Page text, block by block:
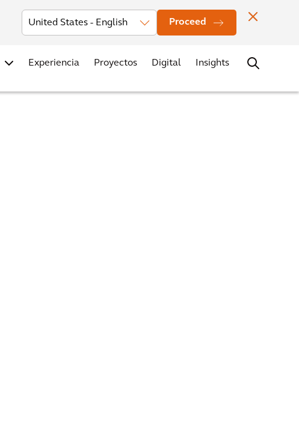
Proceed
Inversores Noticias Oficinas Trabaja con nosotros
Experiencia Proyectos Digital Insights